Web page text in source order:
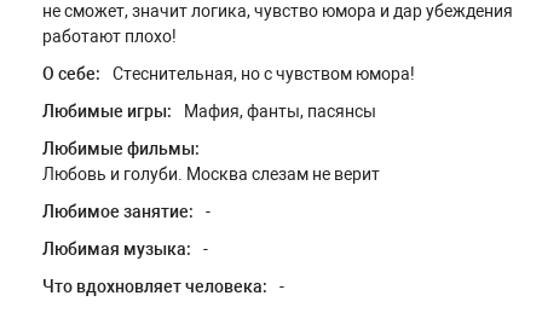
не сможет, значит логика, чувство юмора и дар убеждения
работают плохо!
О себе:
Стеснительная, но с чувством юмора!
Любимые игры:
Мафия, фанты, пасянсы
Любимые фильмы:
Любовь и голуби. Москва слезам не верит
Любимое занятие:
-
Любимая музыка:
-
Что вдохновляет человека:
-